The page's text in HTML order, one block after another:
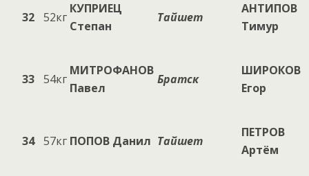
32 52кг
КУПРИЕЦ
Степан
Тайшет
АНТИПОВ
Тимур
33 54кг
МИТРОФАНОВ
Павел
Братск
ШИРОКОВ
Егор
34 57кг ПОПОВ Данил Тайшет
ПЕТРОВ
Артём